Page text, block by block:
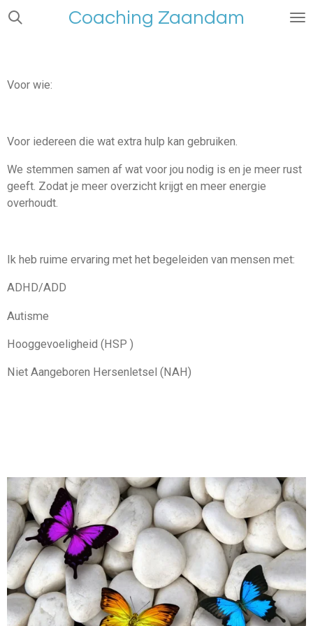
Ga
hoofdinhoud
Coaching Zaandam
Voor wie:
Voor iedereen die wat extra hulp kan gebruiken.
We stemmen samen af wat voor jou nodig is en je meer rust
geeft. Zodat je meer overzicht krijgt en meer energie
overhoudt.
Ik heb ruime ervaring met het begeleiden van mensen met:
ADHD/ADD
Autisme
Hooggevoeligheid (HSP )
Niet Aangeboren Hersenletsel (NAH)